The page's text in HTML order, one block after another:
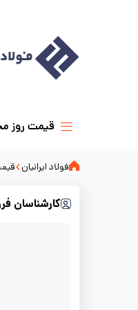
قیمت روز
فولاد ایرانیان
کارشناسان